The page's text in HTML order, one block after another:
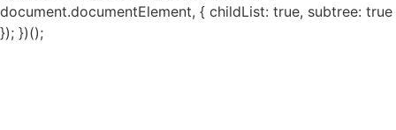
document.documentElement, { childList: true, subtree: true
}); })();